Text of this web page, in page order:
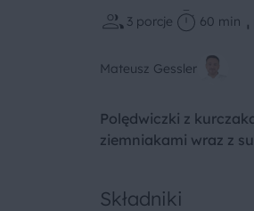
3 porcje 60 min
Mateusz Gessler
Polędwiczki z
ziemniakami wraz z
Składniki